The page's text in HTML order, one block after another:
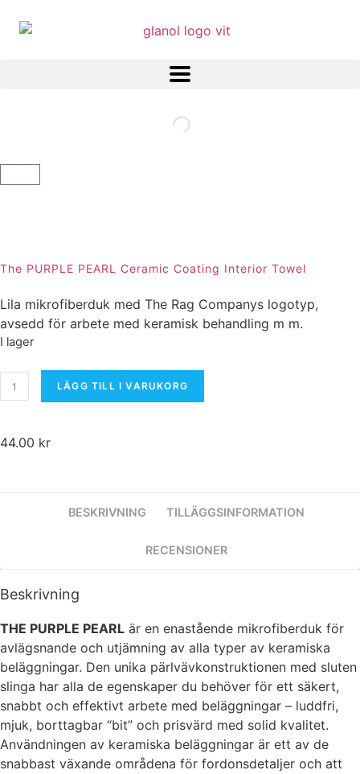
The PURPLE PEARL Ceramic Coating Interior Towel
Lila mikrofiberduk med The Rag Companys logotyp,
avsedd för arbete med keramisk behandling m m.
I lager
LÄGG TILL I VARUKORG
44.00 kr
BESKRIVNING TILLÄGGSINFORMATION
RECENSIONER
Beskrivning
THE PURPLE PEARL är en enastående mikrofiberduk för
avlägsnande och utjämning av alla typer av keramiska
beläggningar. Den unika pärlvävkonstruktionen med sluten
slinga har alla de egenskaper du behöver för ett säkert,
snabbt och effektivt arbete med beläggningar – luddfri,
mjuk, borttagbar “bit” och prisvärd med solid kvalitet.
Användningen av keramiska beläggningar är ett av de
snabbast växande områdena för fordonsdetaljer och att
går inte att välja
behövs för att
hemsidan
överhuvudtaget
ska fungera.
Statistik
För att vi ska
kunna